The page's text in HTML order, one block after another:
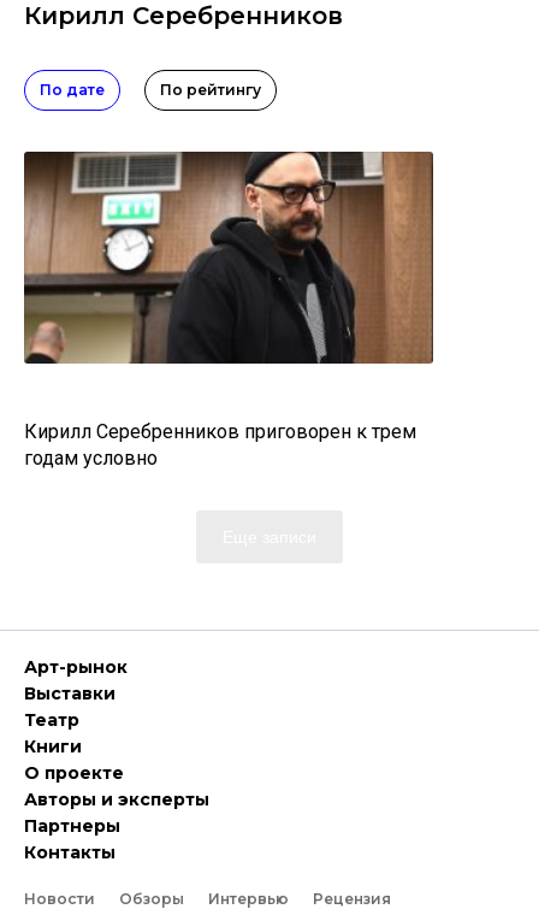
Кирилл Серебренников
По дате По рейтингу
Кирилл Серебренников приговорен к трем
годам условно
Арт-рынок
Выставки
Театр
Книги
О проекте
Авторы и эксперты
Партнеры
Контакты
Новости Обзоры Интервью
Рецензия